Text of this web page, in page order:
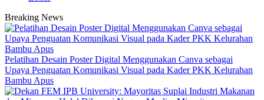
Breaking News
Pelatihan Desain Poster Digital Menggunakan Canva sebagai
Upaya Penguatan Komunikasi Visual pada Kader PKK Kelurahan
Bambu Apus